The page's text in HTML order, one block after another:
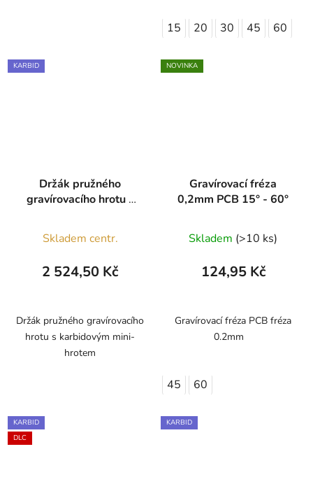
15 20 30 45 60
KARBID
Držák pružného
gravírovacího hrotu s
Skladem centr.
2 524,50 Kč
Držák pružného gravírovacího
hrotu s karbidovým mini-
hrotem
NOVINKA
Gravírovací fréza
0,2mm PCB 15° - 60°
Skladem (>10 ks)
124,95 Kč
Gravírovací fréza PCB fréza
0.2mm
45 60
KARBID
DLC
KARBID